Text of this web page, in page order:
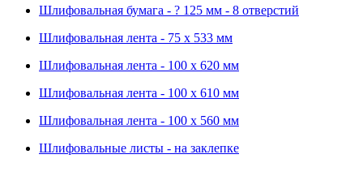
Шлифовальная бумага - ? 125 мм - 8 отверстий
Шлифовальная лента - 75 х 533 мм
Шлифовальная лента - 100 х 620 мм
Шлифовальная лента - 100 х 610 мм
Шлифовальная лента - 100 х 560 мм
Шлифовальные листы - на заклепке